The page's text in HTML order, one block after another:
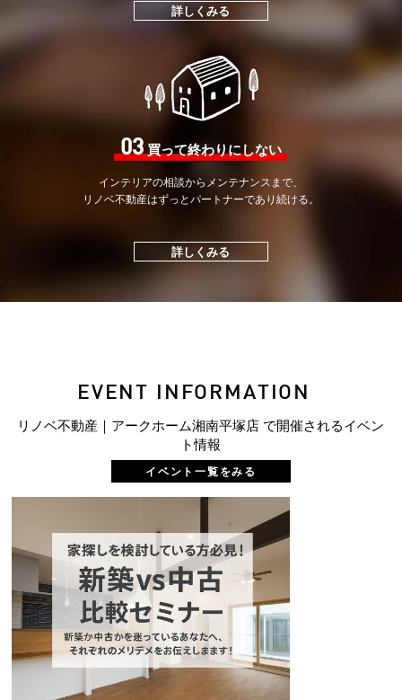
詳しくみる
03買って終わりにしない
インテリアの相談から メンテナンスまで、
リノベ不動産はずっとパートナーであり続ける。
詳しくみる
EVENT INFORMATION
リノベ不動産｜アークホーム湘南平塚店 で開催されるイベン
ト情報
イベント一覧をみる